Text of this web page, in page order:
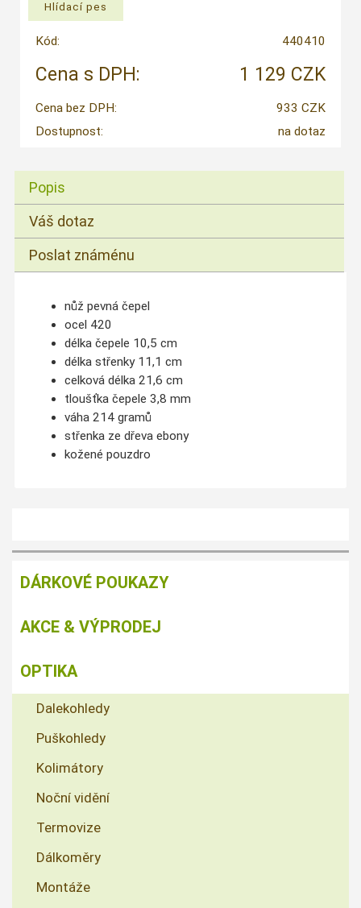
Kód: 440410
Cena s DPH: 1 129 CZK
Cena bez DPH:
933 CZK
Dostupnost:
na dotaz
Popis
Váš dotaz
Poslat známénu
nůž pevná čepel
ocel 420
délka čepele 10,5 cm
délka střenky 11,1 cm
celková délka 21,6 cm
tloušťka čepele 3,8 mm
váha 214 gramů
střenka ze dřeva ebony
kožené pouzdro
DÁRKOVÉ POUKAZY
AKCE & VÝPRODEJ
OPTIKA
Dalekohledy
Puškohledy
Kolimátory
Noční vidění
Termovize
Dálkoměry
Montáže